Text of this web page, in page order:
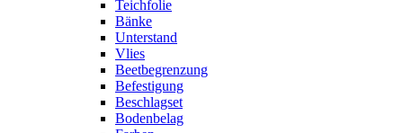
Teichfolie
Bänke
Unterstand
Vlies
Beetbegrenzung
Befestigung
Beschlagset
Bodenbelag